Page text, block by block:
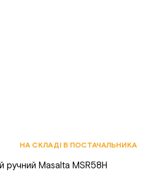
НА СКЛАДІ В ПОСТАЧАЛЬНИКА
ручний Masalta MSR58H